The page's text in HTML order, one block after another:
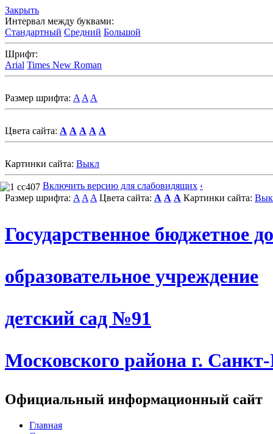
Закрыть
Интервал между буквами:
Стандартный Средний Большой
Шрифт:
Arial Times New Roman
Размер шрифта: A A A
Цвета сайта: A A A A A
Картинки сайта: Выкл
Включить версию для слабовидящих ‹
Размер шрифта: A A A Цвета сайта: A A A Картинки сайта:
Государственное бюджетное
образовательное учреждение
детский сад №91
Московского района г.
Официальный информационный сайт
Главная